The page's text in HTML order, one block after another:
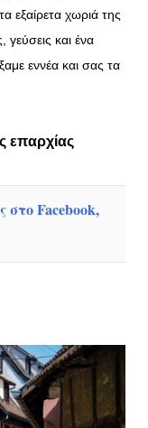
εξαίρετα χωριά της
γεύσεις και ένα
εννέα και σας τα
επαρχίας
Facebook,